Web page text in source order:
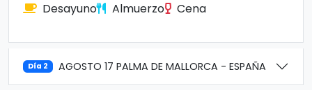
Desayuno
Almuerzo Cena
Día 2 AGOSTO 17 PALMA DE MALLORCA - ESPAÑA